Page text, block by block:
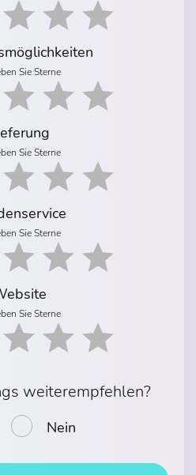
Sie Sterne
Sie Sterne
Sie Sterne
Sie Sterne
weiterempfehlen?
Nein